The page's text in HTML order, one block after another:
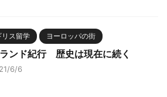
リス留学 ヨーロッパの街
ンド紀行 歴史は現在に続く
6/6